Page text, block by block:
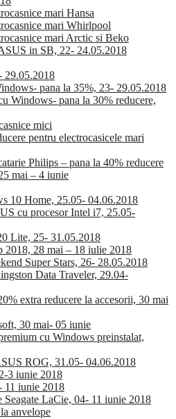
mari Hansa
mari Whirlpool
mari Arctic si Beko
in SB, 22- 24.05.2018
pana la 35%, 23- 29.05.2018
Windows- pana la 30% reducere,
mici
pentru electrocasicele mari
Philips – pana la 40% reducere
mai – 4 iunie
10 Home, 25.05- 04.06.2018
cu procesor Intel i7, 25.05-
Lite, 25- 31.05.2018
2018, 28 mai – 18 iulie 2018
Super Stars, 26- 28.05.2018
Data Traveler, 29.04-
extra reducere la accesorii, 30 mai
30 mai- 05 iunie
cu Windows preinstalat,
ROG, 31.05- 04.06.2018
3 iunie 2018
11 iunie 2018
LaCie, 04- 11 iunie 2018
anvelope